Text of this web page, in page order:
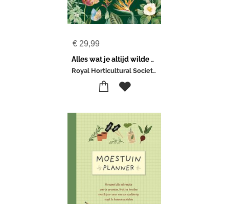
€ 29,99
Alles wat je altijd wilde weten over plant en tuin
Royal Horticultural Society-Ann Treneman